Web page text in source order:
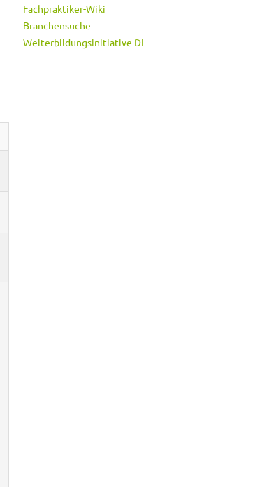
Fachpraktiker-Wiki
Branchensuche
Weiterbildungsinitiative DI